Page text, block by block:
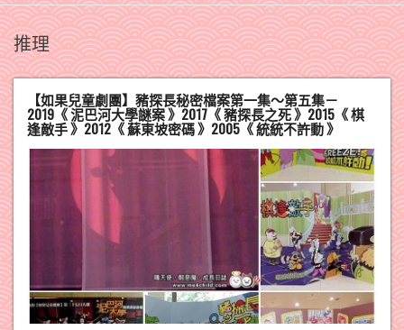
推理
【如果兒童劇團】豬探長秘密檔案第一集～第五集－
2019《 泥巴河大學謎案 》2017《 豬探長之死 》2015《 棋
逢敵手 》2012《 蘇東坡密碼 》2005《 統統不許動 》